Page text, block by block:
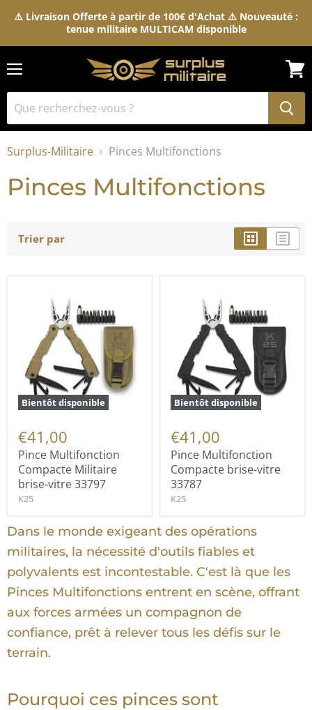
⚠️ Livraison Offerte à partir de 100€ d'Achat ⚠️ Nouveauté :
tenue militaire MULTICAM disponible
le
Surplus-Militaire Pinces Multifonctions
Pinces Multifonctions
Trier par
Bientôt disponible
€41,00
Pince Multifonction
Compacte Militaire
brise-vitre 33797
K25
Bientôt disponible
€41,00
Pince Multifonction
Compacte brise-vitre
33787
K25
Dans le monde exigeant des opérations
militaires, la nécessité d'outils fiables et
polyvalents est incontestable. C'est là que les
Pinces Multifonctions entrent en scène, offrant
aux forces armées un compagnon de
confiance, prêt à relever tous les défis sur le
terrain.
Pourquoi ces pinces sont